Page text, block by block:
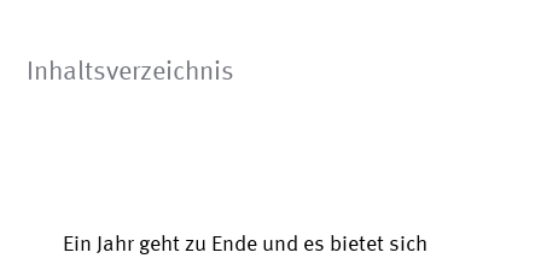
Inhaltsverzeichnis
Ein Jahr geht zu Ende und es bietet sich